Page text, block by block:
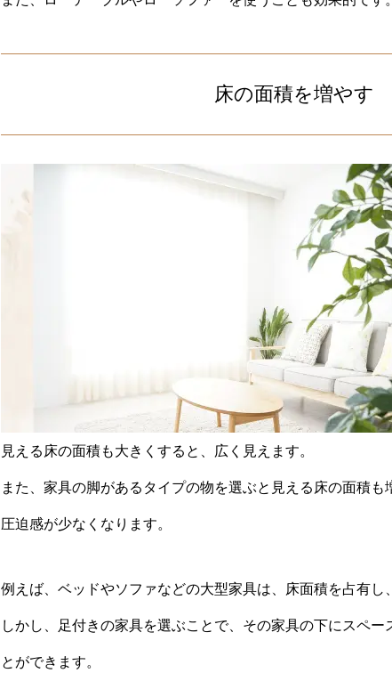
床の面積を増やす
見える床の面積も大きくすると、広く見えます。
また、家具の脚があるタイプの物を選ぶと見える床の面積も
圧迫感が少なくなります。
例えば、ベッドやソファなどの大型家具は、床面積を占有し
しかし、足付きの家具を選ぶことで、その家具の下にスペー
とができます。